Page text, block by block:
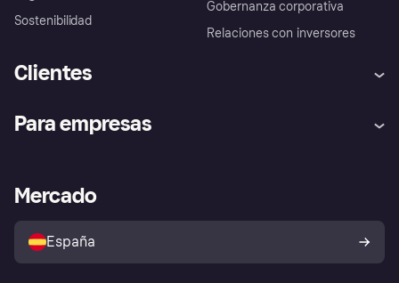
Sostenibilidad
Gobernanza corporativa
Relaciones con inversores
Clientes
Inicio de sesión
Directorio de tiendas
Política de protección al
comprador de Klarna
Reclamaciones
Para empresas
Acceso empresas
Mercado
España